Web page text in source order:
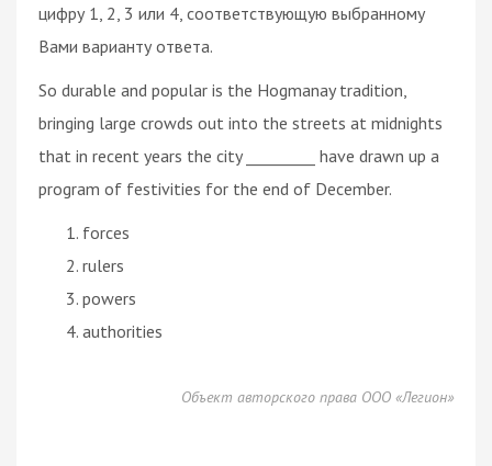
цифру 1, 2, 3 или 4, соответствующую выбранному
Вами варианту ответа.
So durable and popular is the Hogmanay tradition,
bringing large crowds out into the streets at midnights
that in recent years the city _________ have drawn up a
program of festivities for the end of December.
forces
rulers
powers
authorities
Объект авторского права ООО «Легион»